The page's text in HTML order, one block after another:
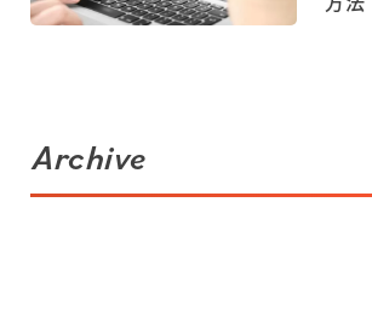
Archive